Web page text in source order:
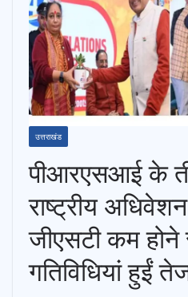
उत्तराखंड
पीआरएसआई के
राष्ट्रीय
जीएसटी कम
गतिविधियां हुईं